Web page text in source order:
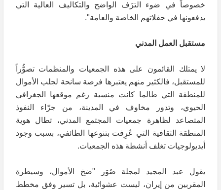
خصوصاً في ضوء الترَف الواضح والتكاليف العالية التي
يدفعونها في حفلاتهم الخاصة والعامة".
مستقبل العمل المدني
لا يمتلك القائمون على هذه الجمعيات والمنظمات تصوُّراً
للمستقبل، فالكثير منهم يعتبرها فرصة سانحة لجلب الأموال
للمنطقة التي طالما كانت منسية رغم موقعها الجغرافي
الحيوي، وتدور مخاوف في المدينة، من جرّاء النفوذ
المتصاعد لظاهرة جمعيات المجتمع المدني، تطال هوية
المنطقة الثقافية التي عُرِفت بتنوعها الطائفي، بسبب وجود
أيديولوجيات تغلف أنشطة هذه الجمعيات.
يقول عبد المجيد لمجلة صُوَر "ضخ الأموال، وسيطرة
المقربين من إيران، ليست عشوائية، بل تسير وفق مخطط